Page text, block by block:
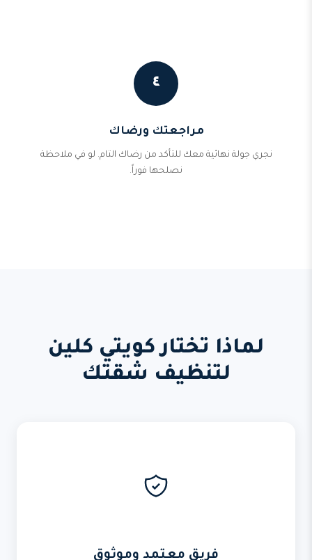
٤
مراجعتك ورضاك
نجري جولة نهائية معك للتأكد من رضاك التام. لو في ملاحظة
نصلحها فوراً.
لماذا تختار كويتي كلين
لتنظيف شقتك
فريق معتمد وموثوق